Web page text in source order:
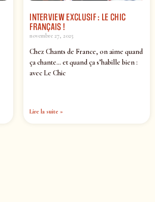
INTERVIEW EXCLUSIF : LE CHIC
FRANÇAIS !
novembre 27, 2025
Chez Chants de France, on aime quand
ça chante… et quand ça s’habille bien :
avec Le Chic
Lire la suite »